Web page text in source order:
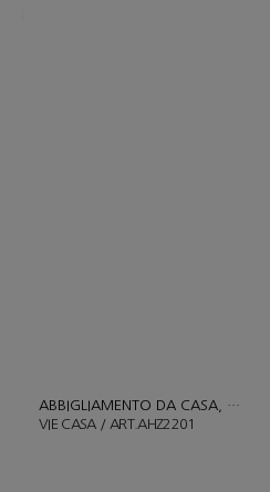
ABBIGLIAMENTO DA CASA
VIE CASA / ART.AHZ2201